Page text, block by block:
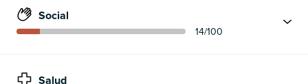
Social
14/100
Salud